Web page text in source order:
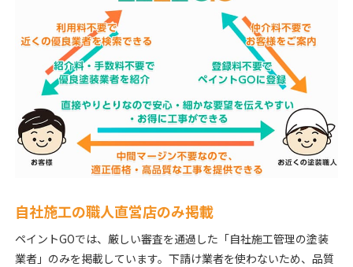
自社施工の職人直営店のみ掲載
ペイントGOでは、厳しい審査を通過した「自社施工管理の塗装
業者」のみを掲載しています。下請け業者を使わないため、品質